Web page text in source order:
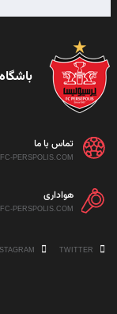
تماس با ما
PERSPOLIS.COM
هواداری
PERSPOLIS.COM